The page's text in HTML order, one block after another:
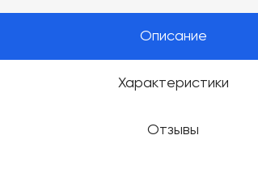
Описание
Характеристики
Отзывы